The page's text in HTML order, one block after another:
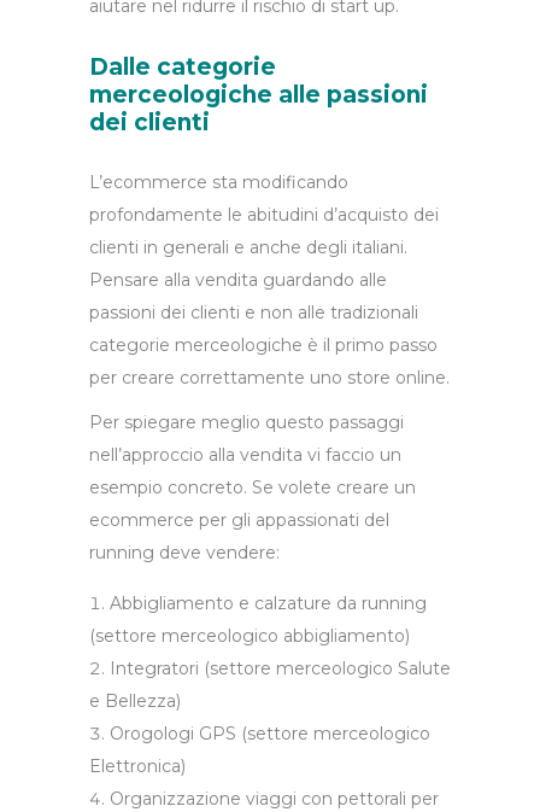
aiutare nel ridurre il rischio di start up.
Dalle categorie
merceologiche alle passioni
dei clienti
L’ecommerce sta modificando
profondamente le abitudini d’acquisto dei
clienti in generali e anche degli italiani.
Pensare alla vendita guardando alle
passioni dei clienti e non alle tradizionali
categorie merceologiche è il primo passo
per creare correttamente uno store online.
Per spiegare meglio questo passaggi
nell’approccio alla vendita vi faccio un
esempio concreto. Se volete creare un
ecommerce per gli appassionati del
running deve vendere:
Abbigliamento e calzature da running
(settore merceologico abbigliamento)
Integratori (settore merceologico Salute
e Bellezza)
Orogologi GPS (settore merceologico
Elettronica)
Organizzazione viaggi con pettorali per